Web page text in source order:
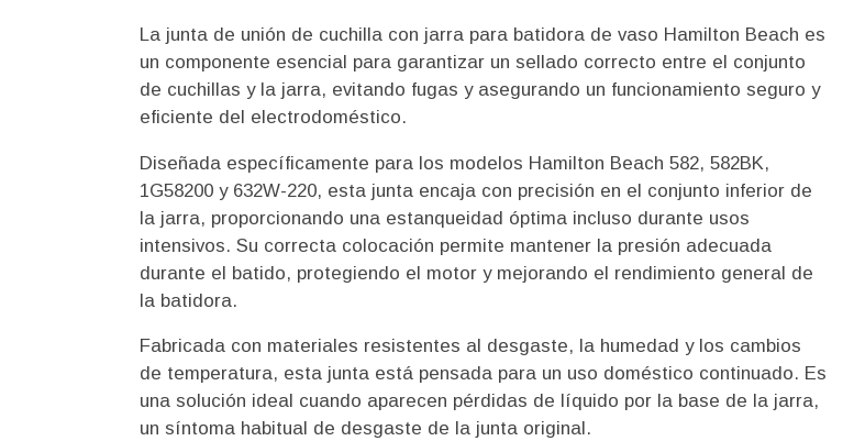
La junta de unión de cuchilla con jarra para batidora de vaso Hamilton Beach es
un componente esencial para garantizar un sellado correcto entre el conjunto
de cuchillas y la jarra, evitando fugas y asegurando un funcionamiento seguro y
eficiente del electrodoméstico.
Diseñada específicamente para los modelos Hamilton Beach 582, 582BK,
1G58200 y 632W-220, esta junta encaja con precisión en el conjunto inferior de
la jarra, proporcionando una estanqueidad óptima incluso durante usos
intensivos. Su correcta colocación permite mantener la presión adecuada
durante el batido, protegiendo el motor y mejorando el rendimiento general de
la batidora.
Fabricada con materiales resistentes al desgaste, la humedad y los cambios
de temperatura, esta junta está pensada para un uso doméstico continuado. Es
una solución ideal cuando aparecen pérdidas de líquido por la base de la jarra,
un síntoma habitual de desgaste de la junta original.